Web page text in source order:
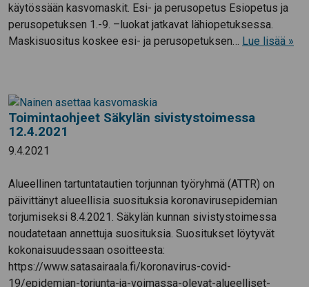
käytössään kasvomaskit. Esi- ja perusopetus Esiopetus ja
perusopetuksen 1.-9. –luokat jatkavat lähiopetuksessa.
Maskisuositus koskee esi- ja perusopetuksen… Lue lisää »
Toimintaohjeet Säkylän sivistystoimessa
12.4.2021
9.4.2021
Alueellinen tartuntatautien torjunnan työryhmä (ATTR) on
päivittänyt alueellisia suosituksia koronavirusepidemian
torjumiseksi 8.4.2021. Säkylän kunnan sivistystoimessa
noudatetaan annettuja suosituksia. Suositukset löytyvät
kokonaisuudessaan osoitteesta:
https://www.satasairaala.fi/koronavirus-covid-
19/epidemian-torjunta-ja-voimassa-olevat-alueelliset-